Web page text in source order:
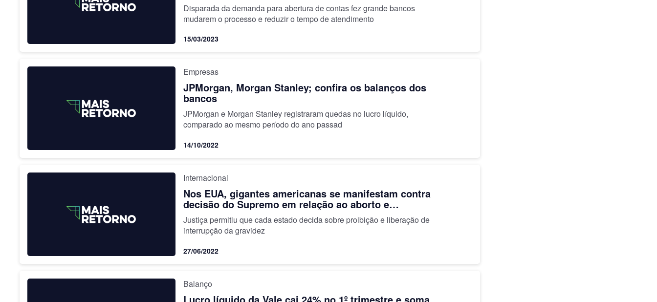
Disparada da demanda para abertura de contas fez grande bancos
mudarem o processo e reduzir o tempo de atendimento
15/03/2023
Empresas
JPMorgan, Morgan Stanley; confira os balanços dos
bancos
JPMorgan e Morgan Stanley registraram quedas no lucro líquido,
comparado ao mesmo período do ano passad
14/10/2022
Internacional
Nos EUA, gigantes americanas se manifestam contra
decisão do Supremo em relação ao aborto e
anunciam ajuda a suas funcionárias
Justiça permitiu que cada estado decida sobre proibição e liberação de
interrupção da gravidez
27/06/2022
Balanço
Lucro líquido da Vale cai 24% no 1º trimestre e soma